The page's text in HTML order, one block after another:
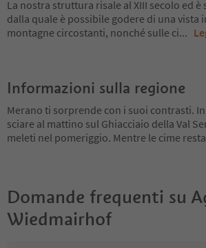
La nostra struttura risale al XIII secolo ed è
dalla quale è possibile godere di una vista
montagne circostanti, nonché sulle ci...
Informazioni sulla regione
Merano ti sorprende con i suoi contrasti.
sciare al mattino sul Ghiacciaio della Val
meleti nel pomeriggio. Mentre le cime resta
Domande frequenti su
Wiedmairhof